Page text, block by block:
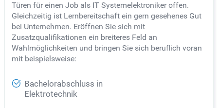
Türen für einen Job als IT Systemelektroniker offen.
Gleichzeitig ist Lernbereitschaft ein gern gesehenes Gut
bei Unternehmen. Eröffnen Sie sich mit
Zusatzqualifikationen ein breiteres Feld an
Wahlmöglichkeiten und bringen Sie sich beruflich voran
mit beispielsweise:
Bachelorabschluss in
Elektrotechnik